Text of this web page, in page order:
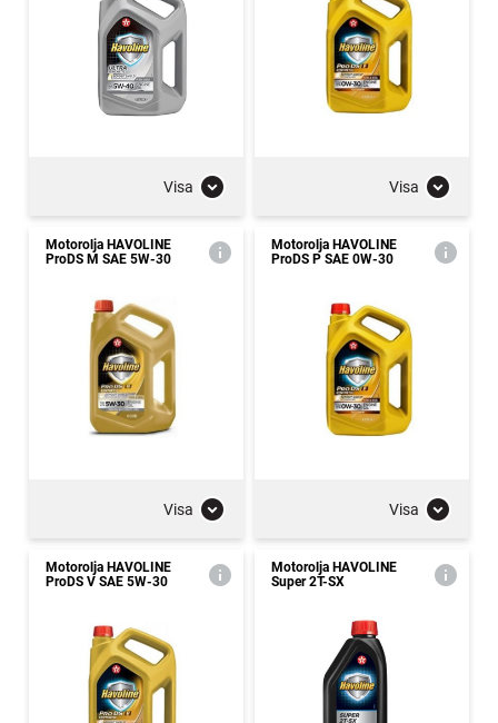
Visa Visa
Motorolja HAVOLINE
ProDS M SAE 5W-30
Visa
Motorolja HAVOLINE
ProDS P SAE 0W-30
Visa
Motorolja HAVOLINE
ProDS V SAE 5W-30
Motorolja HAVOLINE
Super 2T-SX